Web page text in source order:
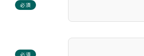
必須
必須